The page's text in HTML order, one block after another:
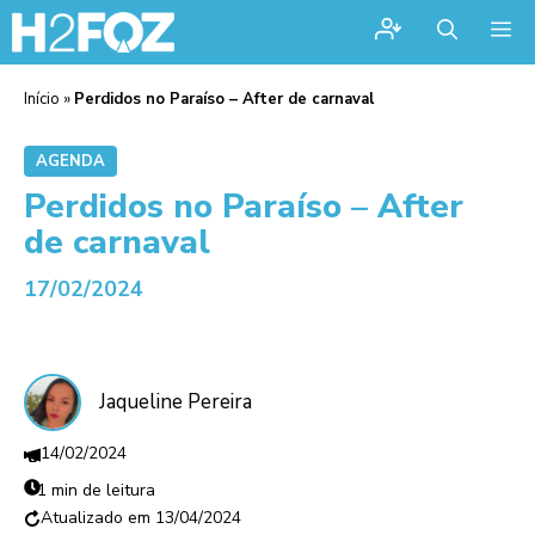
Início » Perdidos no Paraíso – After de carnaval
AGENDA
Perdidos no Paraíso – After
de carnaval
17/02/2024
Jaqueline Pereira
14/02/2024
1 min de leitura
13/04/2024